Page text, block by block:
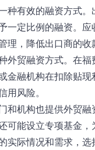
种有效的融资方式
一定比例的融资。
理，降低出口商的收
外贸融资方式。在
金融机构在扣除贴
用风险。
和机构也提供外贸
可能设立专项基金
实际情况和需求，